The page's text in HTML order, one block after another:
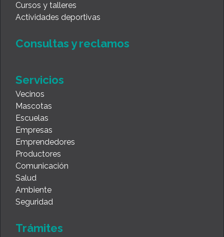
Cursos y talleres
Actividades deportivas
Consultas y reclamos
Servicios
Vecinos
Mascotas
Escuelas
Empresas
Emprendedores
Productores
Comunicación
Salud
Ambiente
Seguridad
Trámites